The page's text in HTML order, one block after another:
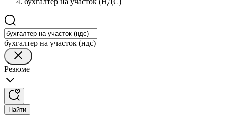
бухгалтер на участок (ндс)
Резюме
Найти